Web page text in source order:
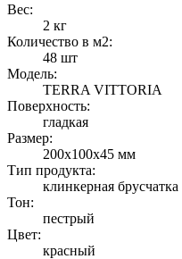
Вес:
2 кг
Количество в м2:
48 шт
Модель:
TERRA VITTORIA
Поверхность:
гладкая
Размер:
200x100x45 мм
Тип продукта:
клинкерная брусчатка
Тон:
пестрый
Цвет:
красный